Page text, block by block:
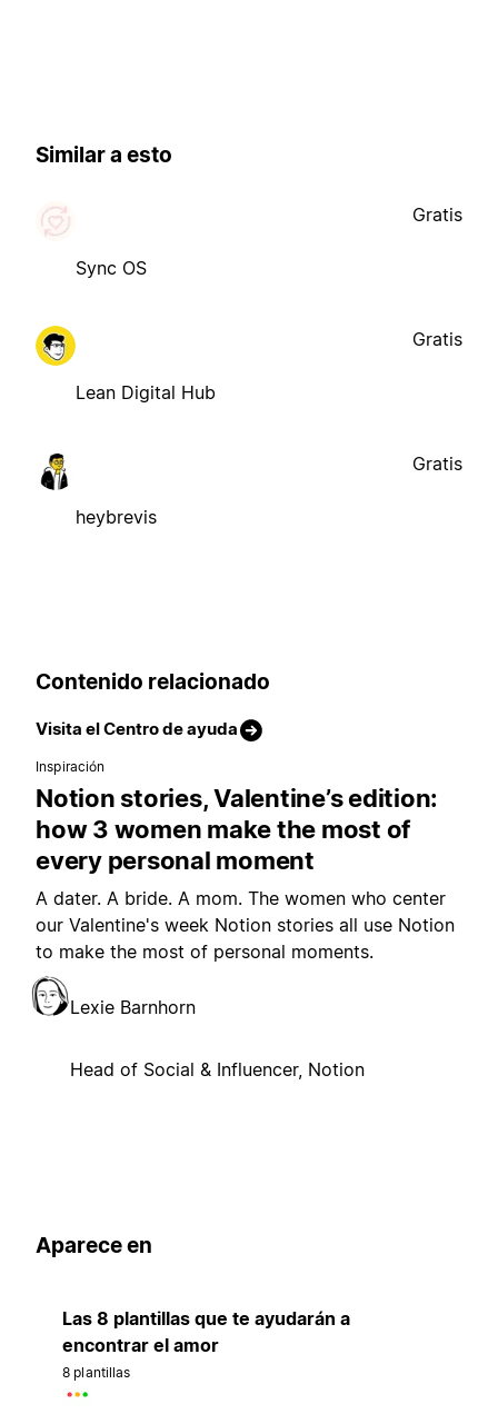
Similar a esto
Sync OS
Gratis
Lean Digital Hub
Gratis
heybrevis
Gratis
Contenido relacionado
Visita el Centro de ayuda
Inspiración
Notion stories, Valentine’s edition:
how 3 women make the most of
every personal moment
A dater. A bride. A mom. The women who center
our Valentine's week Notion stories all use Notion
to make the most of personal moments.
Lexie Barnhorn
Head of Social & Influencer, Notion
Aparece en
Las 8 plantillas que te ayudarán a
encontrar el amor
8 plantillas